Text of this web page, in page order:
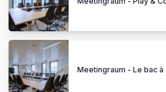
Meetingraum - Le bac à